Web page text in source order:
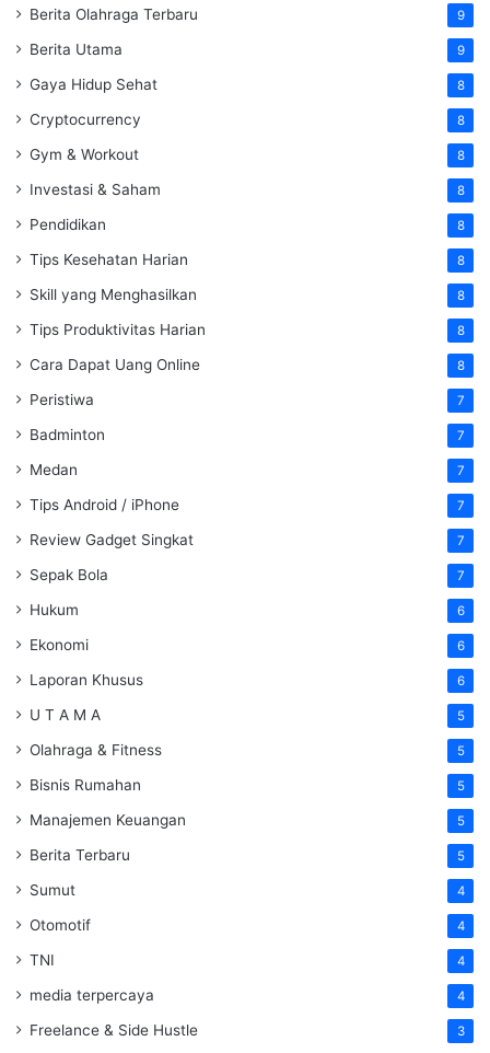
Berita Olahraga Terbaru 9
Berita Utama 9
Gaya Hidup Sehat 8
Cryptocurrency 8
Gym & Workout 8
Investasi & Saham 8
Pendidikan 8
Tips Kesehatan Harian 8
Skill yang Menghasilkan 8
Tips Produktivitas Harian 8
Cara Dapat Uang Online 8
Peristiwa 7
Badminton 7
Medan 7
Tips Android / iPhone 7
Review Gadget Singkat 7
Sepak Bola 7
Hukum 6
Ekonomi 6
Laporan Khusus 6
U T A M A 5
Olahraga & Fitness 5
Bisnis Rumahan 5
Manajemen Keuangan 5
Berita Terbaru 5
Sumut 4
Otomotif 4
TNI 4
media terpercaya 4
Freelance & Side Hustle 3